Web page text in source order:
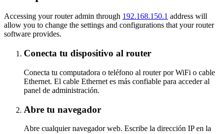
Accessing your router admin through 192.168.150.1 address will
allow you to change the settings and configurations that your router
software provides.
Conecta tu dispositivo al router
Conecta tu computadora o teléfono al router por WiFi o cable
Ethernet. El cable Ethernet es más confiable para acceder al
panel de administración.
Abre tu navegador
Abre cualquier navegador web. Escribe la dirección IP en la